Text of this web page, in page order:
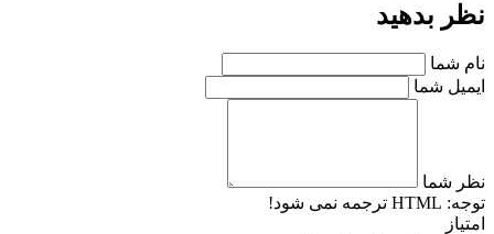
بدهید
شما
شما
شما
HTML ترجمه نمی شود!